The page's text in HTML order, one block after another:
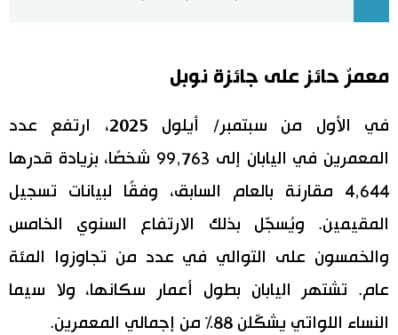
اقتصاد
مجتمع
ثقافة
لايف ستايل
طوكيو
المطبخ الياباني
معمرٌ حائز على جائزة نوبل
في الأول من سبتمبر/ أيلول 2025، ارتفع عدد
المعمرين في اليابان إلى 99,763 شخصًا، بزيادة قدرها
4,644 مقارنة بالعام السابق، وفقًا لبيانات تسجيل
المقيمين. ويُسجَّل بذلك الارتفاع السنوي الخامس
والخمسون على التوالي في عدد من تجاوزوا المئة
عام. تشتهر اليابان بطول أعمار سكانها، ولا سيما
النساء اللواتي يشكّلن 88% من إجمالي المعمرين.